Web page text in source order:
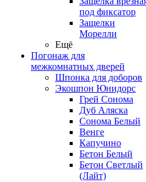
под фиксатор
Защелки
Морелли
Ещё
Погонаж для
межкомнатных дверей
Шпонка для доборов
Экошпон Юнидорс
Грей Сонома
Дуб Аляска
Сонома Белый
Венге
Капучино
Бетон Белый
Бетон Светлый
(Лайт)